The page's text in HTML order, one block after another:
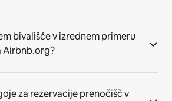
bivališče v izrednem primeru
Airbnb.org?
za rezervacije prenočišč v